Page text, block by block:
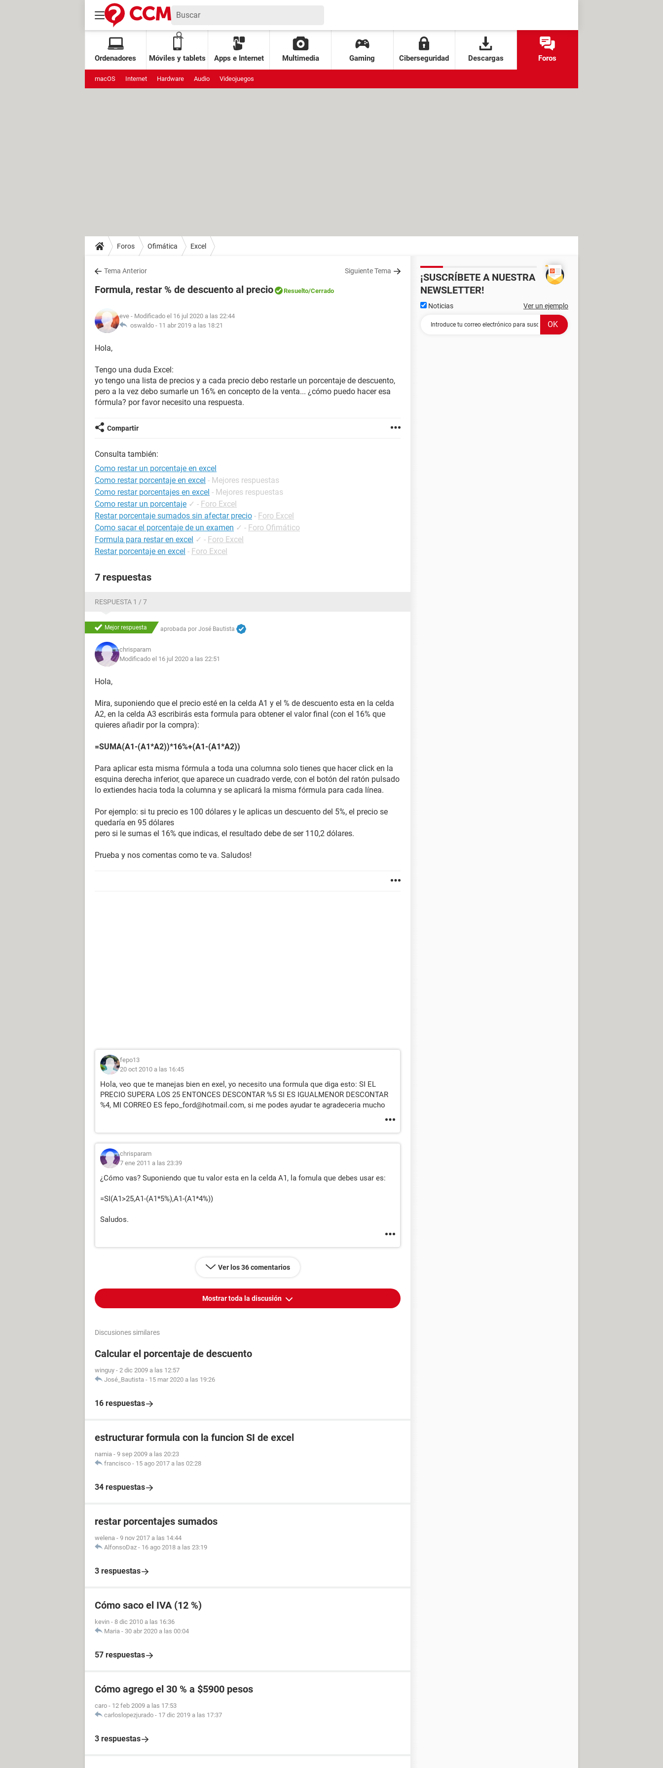
Ordenadores Móviles y tablets Apps e Internet Multimedia Gaming Ciberseguridad Descargas Foros
macOS Internet Hardware Audio Videojuegos
Foros Ofimática Excel
Tema Anterior Siguiente Tema
Formula, restar % de descuento al precio Resuelto/Cerrado
eve - Modificado el 16 jul 2020 a las 22:44
oswaldo - 11 abr 2019 a las 18:21
Hola,
Tengo una duda Excel:
yo tengo una lista de precios y a cada precio debo restarle un porcentaje de descuento,
pero a la vez debo sumarle un 16% en concepto de la venta... ¿cómo puedo hacer esa
fórmula? por favor necesito una respuesta.
Compartir
Consulta también:
Como restar un porcentaje en excel
Como restar porcentaje en excel - Mejores respuestas
Como restar porcentajes en excel - Mejores respuestas
Como restar un porcentaje ✓ - Foro Excel
Restar porcentaje sumados sin afectar precio - Foro Excel
Como sacar el porcentaje de un examen ✓ - Foro Ofimático
Formula para restar en excel ✓ - Foro Excel
Restar porcentaje en excel - Foro Excel
7 respuestas
RESPUESTA 1 / 7
Mejor respuesta aprobada por José Bautista
chrisparam
Modificado el 16 jul 2020 a las 22:51
Hola,
Mira, suponiendo que el precio esté en la celda A1 y el % de descuento esta en la celda
A2, en la celda A3 escribirás esta formula para obtener el valor final (con el 16% que
quieres añadir por la compra):
=SUMA(A1-(A1*A2))*16%+(A1-(A1*A2))
Para aplicar esta misma fórmula a toda una columna solo tienes que hacer click en la
esquina derecha inferior, que aparece un cuadrado verde, con el botón del ratón pulsado
lo extiendes hacia toda la columna y se aplicará la misma fórmula para cada línea.
Por ejemplo: si tu precio es 100 dólares y le aplicas un descuento del 5%, el precio se
quedaría en 95 dólares
pero si le sumas el 16% que indicas, el resultado debe de ser 110,2 dólares.
Prueba y nos comentas como te va. Saludos!
fepo13
20 oct 2010 a las 16:45
Hola, veo que te manejas bien en exel, yo necesito una formula que diga esto: SI EL
PRECIO SUPERA LOS 25 ENTONCES DESCONTAR %5 SI ES IGUALMENOR DESCONTAR
%4, MI CORREO ES fepo_ford@hotmail.com, si me podes ayudar te agradeceria mucho
chrisparam
7 ene 2011 a las 23:39
¿Cómo vas? Suponiendo que tu valor esta en la celda A1, la fomula que debes usar es:
=SI(A1>25,A1-(A1*5%),A1-(A1*4%))
Saludos.
Ver los 36 comentarios
Mostrar toda la discusión
Discusiones similares
Calcular el porcentaje de descuento
winguy - 2 dic 2009 a las 12:57
José_Bautista - 15 mar 2020 a las 19:26
16 respuestas
estructurar formula con la funcion SI de excel
narnia - 9 sep 2009 a las 20:23
francisco - 15 ago 2017 a las 02:28
34 respuestas
restar porcentajes sumados
welena - 9 nov 2017 a las 14:44
AlfonsoDaz - 16 ago 2018 a las 23:19
3 respuestas
Cómo saco el IVA (12 %)
kevin - 8 dic 2010 a las 16:36
Maria - 30 abr 2020 a las 00:04
57 respuestas
Cómo agrego el 30 % a $5900 pesos
caro - 12 feb 2009 a las 17:53
carloslopezjurado - 17 dic 2019 a las 17:37
3 respuestas
¡SUSCRÍBETE A NUESTRA
NEWSLETTER!
Noticias Ver un ejemplo